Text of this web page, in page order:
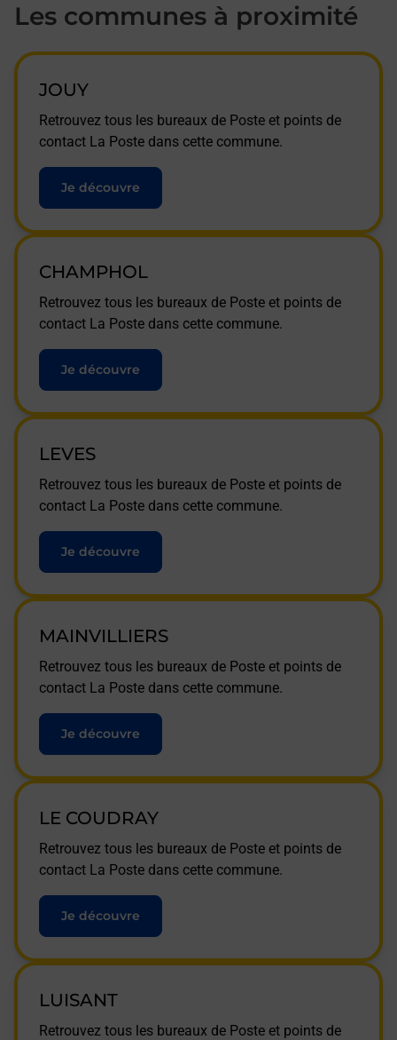
Les communes à proximité
JOUY
Retrouvez tous les bureaux de Poste et points de
contact La Poste dans cette commune.
Je découvre
CHAMPHOL
Retrouvez tous les bureaux de Poste et points de
contact La Poste dans cette commune.
Je découvre
LEVES
Retrouvez tous les bureaux de Poste et points de
contact La Poste dans cette commune.
Je découvre
MAINVILLIERS
Retrouvez tous les bureaux de Poste et points de
contact La Poste dans cette commune.
Je découvre
LE COUDRAY
Retrouvez tous les bureaux de Poste et points de
contact La Poste dans cette commune.
Je découvre
LUISANT
Retrouvez tous les bureaux de Poste et points de